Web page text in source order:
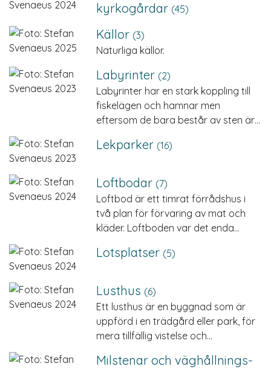
kyrkogårdar (45)
Källor (3)
Naturliga källor.
Labyrinter (2)
Labyrinter har en stark koppling till
fiskelägen och hamnar men
eftersom de bara består av sten är…
Lekparker (16)
Loftbodar (7)
Loftbod är ett timrat förrådshus i
två plan för förvaring av mat och
kläder. Loftboden var det enda…
Lotsplatser (5)
Lusthus (6)
Ett lusthus är en byggnad som är
uppförd i en trädgård eller park, för
mera tillfällig vistelse och…
Milstenar och väg­hållnings­